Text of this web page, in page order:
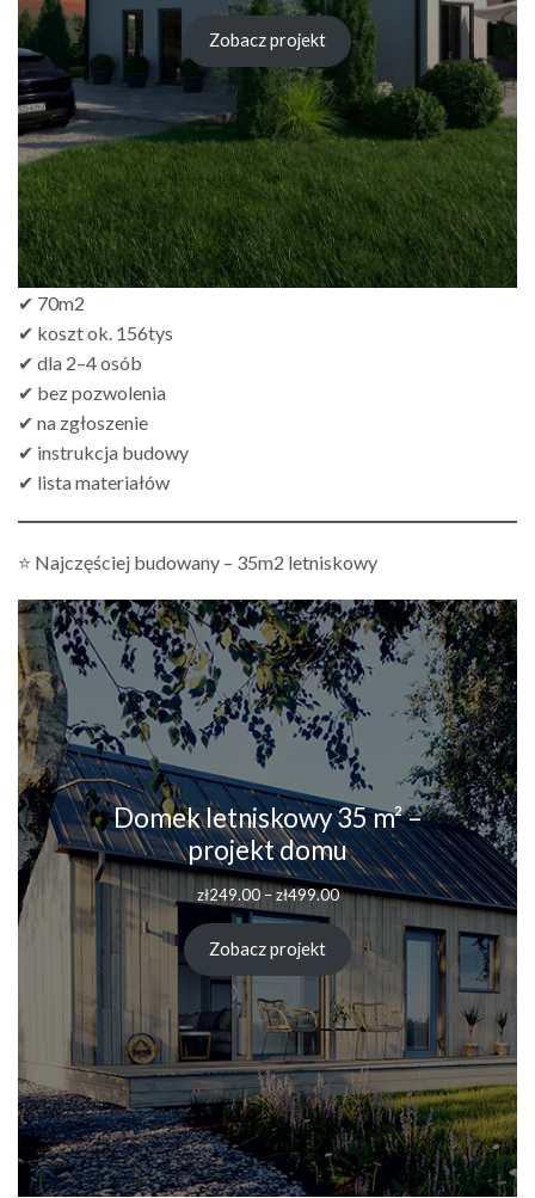
Zobacz projekt
✔ 70m2
✔ koszt ok. 156tys
✔ dla 2–4 osób
✔ bez pozwolenia
✔ na zgłoszenie
✔ instrukcja budowy
✔ lista materiałów
⭐ Najczęściej budowany – 35m2 letniskowy
Domek letniskowy 35 m² –
projekt domu
zł249.00 – zł499.00Zakres
od
zł249.00
do
zł499.00
Zobacz projekt